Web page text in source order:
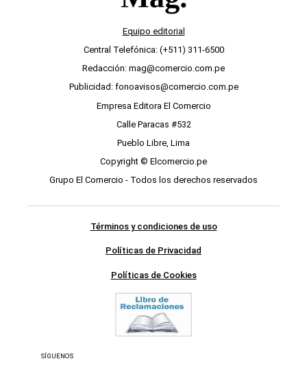
Equipo editorial
Central Telefónica: (+511) 311-6500
Redacción: mag@comercio.com.pe
Publicidad: fonoavisos@comercio.com.pe
Empresa Editora El Comercio
Calle Paracas #532
Pueblo Libre, Lima
Copyright © Elcomercio.pe
Grupo El Comercio - Todos los derechos reservados
Términos y condiciones de uso
Políticas de Privacidad
Políticas de Cookies
SÍGUENOS